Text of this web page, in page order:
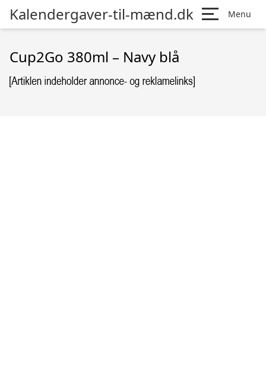
Kalendergaver-til-mænd.dk Menu
Cup2Go 380ml – Navy blå